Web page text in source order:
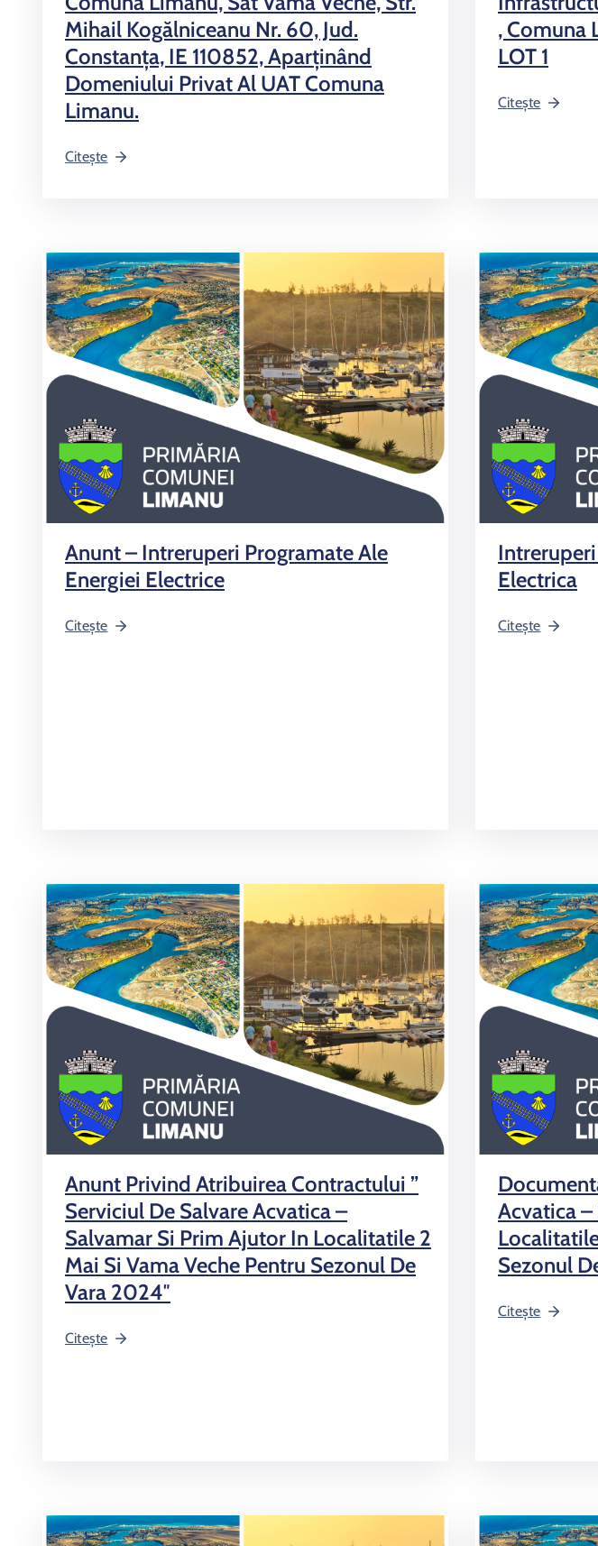
Mihail Kogălniceanu Nr. 60, Jud.
Constanța, IE 110852, Aparținând
Domeniului Privat Al UAT Comuna
Limanu.
Citește
, Comuna
LOT 1
Citește
Anunt – Intreruperi Programate Ale
Energiei Electrice
Citește
Electrica
Citește
Anunt Privind Atribuirea Contractului ”
Serviciul De Salvare Acvatica –
Salvamar Si Prim Ajutor In Localitatile 2
Mai Si Vama Veche Pentru Sezonul De
Vara 2024″
Citește
Acvatica
Sezonul
Citește